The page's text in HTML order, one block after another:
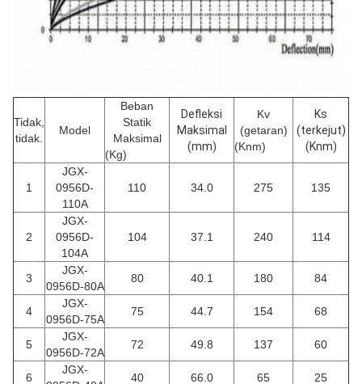
Tidak,
tidak.
Model
Beban
Statik
Maksimal
(Kg)
Defleksi
Maksimal
(mm)
Kv
(getaran)
(Knm)
Ks
(terkejut)
(Knm)
1
JGX-
0956D-
110A
110 34.0 275 135
2
JGX-
0956D-
104A
104 37.1 240 114
3
JGX-
0956D-80A
80 40.1 180 84
4
JGX-
0956D-75A
75 44.7 154 68
5
JGX-
0956D-72A
72 49.8 137 60
6
JGX-
40 66.0 65 25